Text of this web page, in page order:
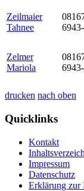
Zeilmaier
Tahnee
Zelmer
Mariola
drucken nach oben
Quicklinks
Kontakt
Impressum
Datenschutz
Erklärung zur